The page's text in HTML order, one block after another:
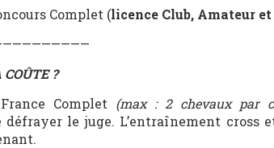
Complet (licence Club, Amateur et
?
Complet (max : 2 chevaux par
le juge. L’entraînement cross